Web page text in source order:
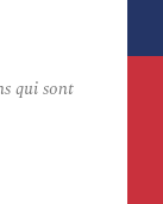
qui sont